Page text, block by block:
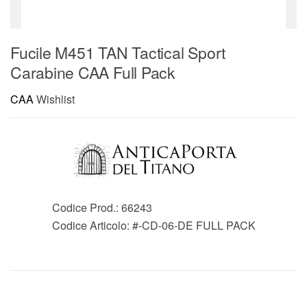
Fucile M451 TAN Tactical Sport
Carabine CAA Full Pack
CAAWishlist
Codice Prod.: 66243
Codice Articolo: #-CD-06-DE FULL PACK